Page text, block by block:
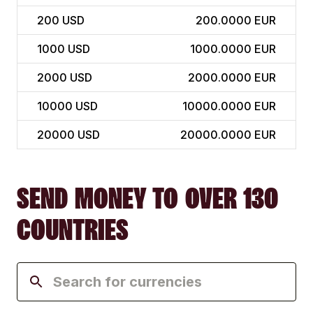
200 USD 200.0000 EUR
1000 USD 1000.0000 EUR
2000 USD 2000.0000 EUR
10000 USD 10000.0000 EUR
20000 USD 20000.0000 EUR
SEND MONEY TO OVER 130
COUNTRIES